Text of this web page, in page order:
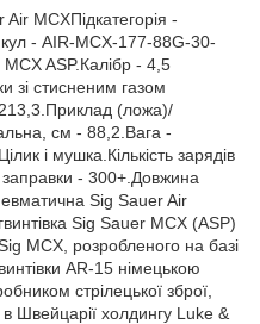
MCXПідкатегорія -
- AIR-MCX-177-88G-30-
ASP.Калібр - 4,5
зі стисненим газом
(ложа)/
см - 88,2.Вага -
і мушка.Кількість зарядів
заправки - 300+.Довжина
Sig Sauer Air
Sig Sauer MCX (ASP)
MCX, розробленого на базі
AR-15 німецькою
стрілецької зброї,
Швейцарії холдингу Luke &